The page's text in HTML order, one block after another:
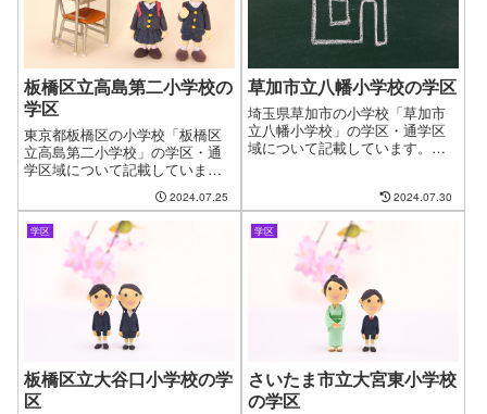
板橋区立高島第二小学校の
学区
東京都板橋区の小学校「板橋区
立高島第二小学校」の学区・通
学区域について記載していま
す。新しい住まいを探す時に良
くある問題として、お子様の通
う学校の問題があります。やっ
と見つけたお気に入りの物件も
学校が変わってしまうからと断
念するケースがございます。フ
ァインドゼロではお客様が簡単
に、学区・通学区域を指定して
物件探しができるように学区に
ついてのページを作成していま
2024.07.25
草加市立八幡小学校の学区
埼玉県草加市の小学校「草加市
立八幡小学校」の学区・通学区
域について記載しています。新
の問題があります。やっと見つ
けたお気に入りの物件も学校が
変わってしまうからと断念する
ケースもございます。ファイン
ドゼロではお客様が簡単に、学
区・通学区域を指定して物件探
しができるようにページを作成
2024.07.30
学区
板橋区立大谷口小学校の学
区
学区
さいたま市立大宮東小学校
の学区